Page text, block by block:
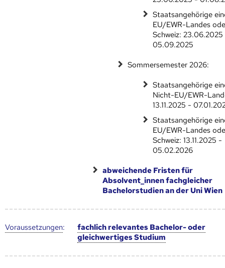
Staatsangehörige
EU/EWR-Landes
Schweiz:
05.09.2025
Sommersemester 2026:
Staatsangehörige
Nicht-EU/EWR-
13.11.2025 -
Staatsangehörige
EU/EWR-Landes
Schweiz: 13.11.2025 -
05.02.2026
abweichende Fristen für
Absolvent_innen fachgleicher
Bachelorstudien an der Uni Wien
Voraus­setzungen:
fachlich relevantes Bachelor- oder
gleichwertiges Studium